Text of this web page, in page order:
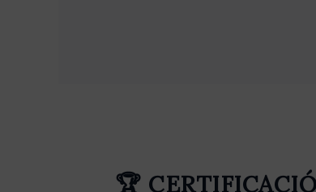
Cálculo de caída de
Ejemplo de cálculo
🏆